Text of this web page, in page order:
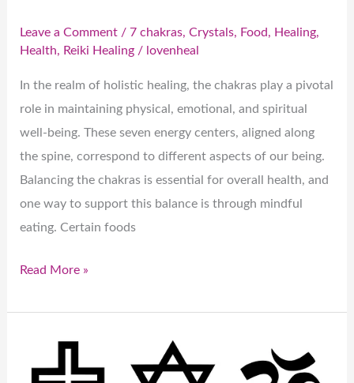
Leave a Comment /7 chakras,Crystals, Food, Healing,
Health, Reiki Healing / lovenheal
In the realm of holistic healing, the chakras play a pivotal
role in maintaining physical, emotional, and spiritual
well-being. These seven energy centers, aligned along
the spine, correspond to different aspects of our being.
Balancing the chakras is essential for overall health, and
one way to support this balance is through mindful
eating. Certain foods
Read More »
अंधविश्वास
बनाम